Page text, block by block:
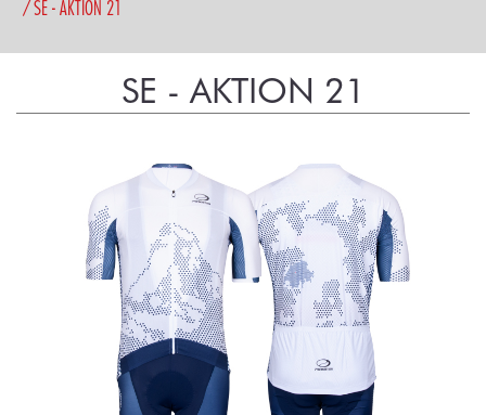
SE - AKTION 21
SE - AKTION 21